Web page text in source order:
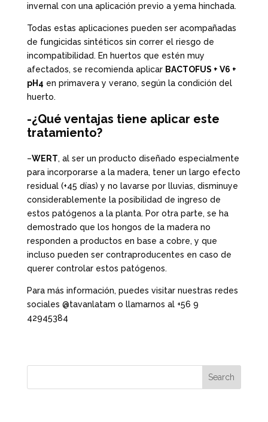
invernal con una aplicación previo a yema hinchada.
Todas estas aplicaciones pueden ser acompañadas
de fungicidas sintéticos sin correr el riesgo de
incompatibilidad. En huertos que estén muy
afectados, se recomienda aplicar BACTOFUS + V6 +
pH4 en primavera y verano, según la condición del
huerto.
-¿Qué ventajas tiene aplicar este
tratamiento?
–WERT, al ser un producto diseñado especialmente
para incorporarse a la madera, tener un largo efecto
residual (+45 días) y no lavarse por lluvias, disminuye
considerablemente la posibilidad de ingreso de
estos patógenos a la planta. Por otra parte, se ha
demostrado que los hongos de la madera no
responden a productos en base a cobre, y que
incluso pueden ser contraproducentes en caso de
querer controlar estos patógenos.
Para más información, puedes visitar nuestras redes
sociales @tavanlatam o llamarnos al +56 9
42945384